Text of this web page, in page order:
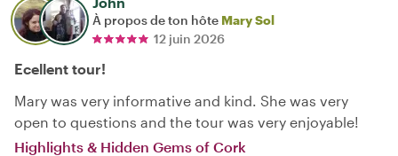
À propos de ton hôte Mary Sol
12 juin 2026
Ecellent tour!
Mary was very informative and kind. She was very
open to questions and the tour was very enjoyable!
Highlights & Hidden Gems of Cork